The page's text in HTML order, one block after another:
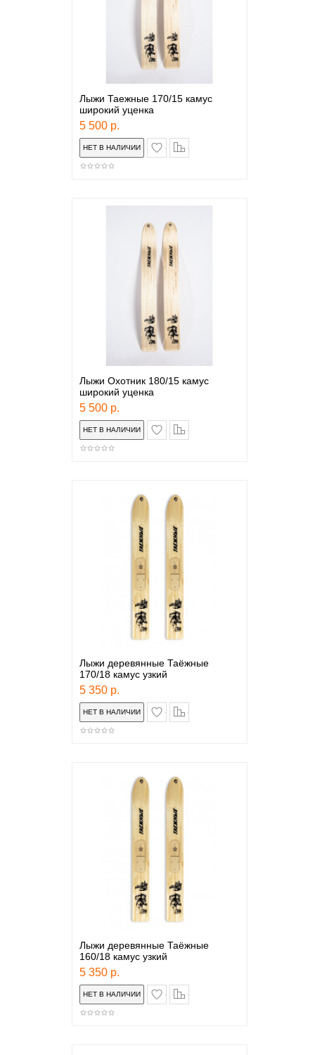
Лыжи Таежные 170/15 камус
широкий уценка
5 500 р.
в закладки
Лыжи Охотник 180/15 камус
широкий уценка
5 500 р.
в закладки
Лыжи деревянные Таёжные
170/18 камус узкий
5 350 р.
в закладки
Лыжи деревянные Таёжные
160/18 камус узкий
5 350 р.
в закладки